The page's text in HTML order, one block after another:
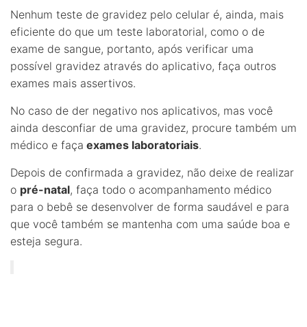
Nenhum teste de gravidez pelo celular é, ainda, mais
eficiente do que um teste laboratorial, como o de
exame de sangue, portanto, após verificar uma
possível gravidez através do aplicativo, faça outros
exames mais assertivos.
No caso de der negativo nos aplicativos, mas você
ainda desconfiar de uma gravidez, procure também um
médico e faça exames laboratoriais.
Depois de confirmada a gravidez, não deixe de realizar
o pré-natal, faça todo o acompanhamento médico
para o bebê se desenvolver de forma saudável e para
que você também se mantenha com uma saúde boa e
esteja segura.